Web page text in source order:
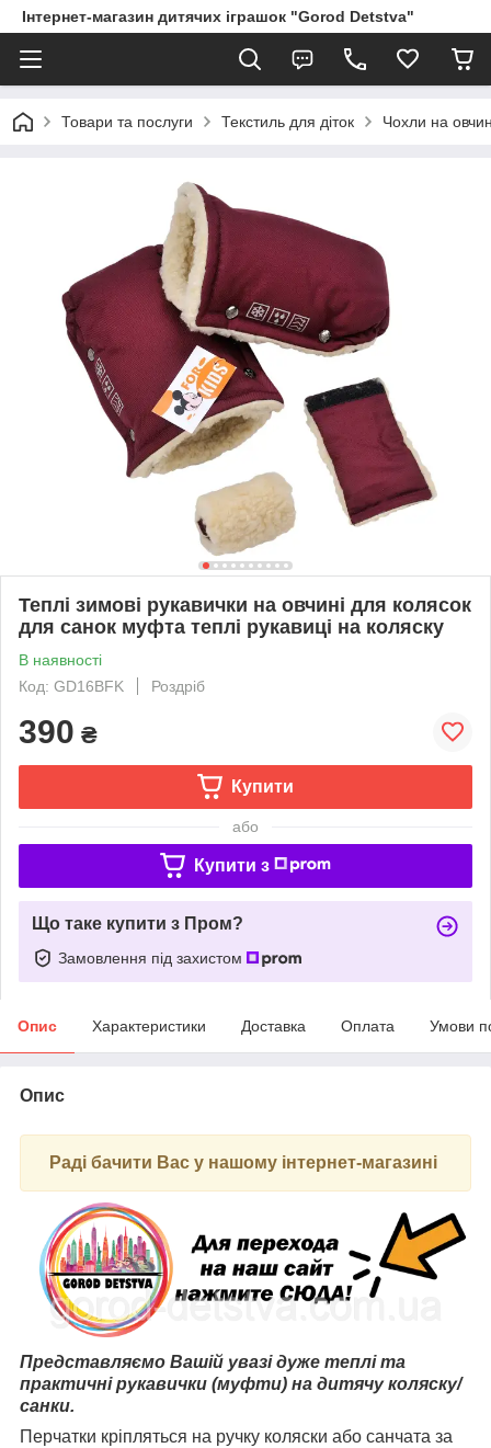
Інтернет-магазин дитячих іграшок "Gorod Detstva"
Товари та послуги Текстиль для діток Чохли на
Теплі зимові рукавички на овчині для колясок
для санок муфта теплі рукавиці на коляску
В наявності
Код: GD16BFK
Роздріб
390 ₴
Купити
або
Купити з
Що таке купити з Пром?
Замовлення під захистом
Опис Характеристики Доставка Оплата Умови
Опис
Раді бачити Вас у нашому інтернет-магазині
Представляємо Вашій увазі дуже теплі та
практичні рукавички (муфти) на дитячу коляску/
санки.
Перчатки кріпляться на ручку коляски або санчата за